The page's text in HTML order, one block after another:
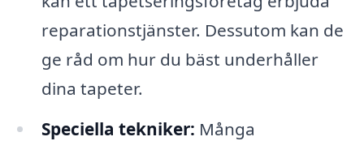
reparationstjänster. Dessutom kan de
ge råd om hur du bäst underhåller
dina tapeter.
Speciella tekniker: Många